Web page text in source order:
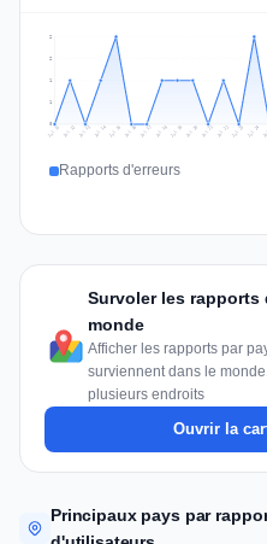
1
1
2
2
Jul 11 Jul 12 Jul 13 Jul 14 Jul 15 Jul 16 Jul 17 Jul 18 Jul 19 Jul 20 Jul 21 Jul 22 Jul 23 Jul 24
Rapports d'erreurs
Survoler les rapports
monde
Afficher les rapports par
surviennent dans le
plusieurs endroits
Ouvrir la
Principaux pays par